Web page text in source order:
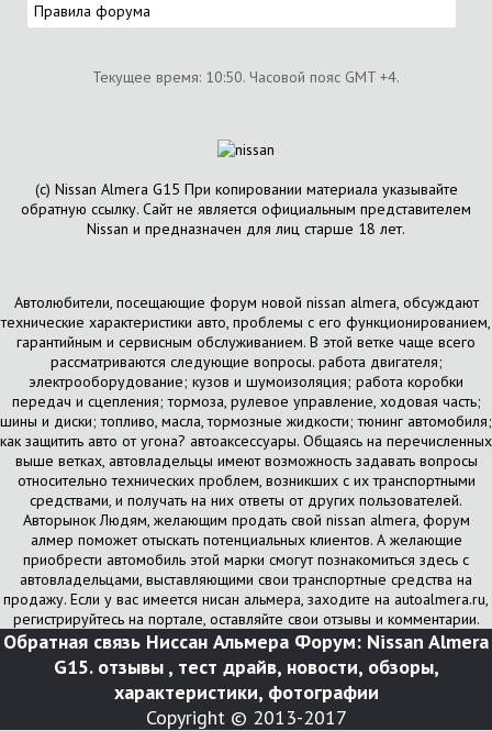
Правила форума
Текущее время: 10:50. Часовой пояс GMT +4.
(с) Nissan Almera G15 При копировании материала указывайте
обратную ссылку. Сайт не является официальным представителем
Nissan и предназначен для лиц старше 18 лет.
Автолюбители, посещающие форум новой nissan almera, обсуждают
технические характеристики авто, проблемы с его функционированием,
гарантийным и сервисным обслуживанием. В этой ветке чаще всего
рассматриваются следующие вопросы. работа двигателя;
электрооборудование; кузов и шумоизоляция; работа коробки
передач и сцепления; тормоза, рулевое управление, ходовая часть;
шины и диски; топливо, масла, тормозные жидкости; тюнинг автомобиля;
как защитить авто от угона? автоаксессуары. Общаясь на перечисленных
выше ветках, автовладельцы имеют возможность задавать вопросы
относительно технических проблем, возникших с их транспортными
средствами, и получать на них ответы от других пользователей.
Авторынок Людям, желающим продать свой nissan almera, форум
алмер поможет отыскать потенциальных клиентов. А желающие
приобрести автомобиль этой марки смогут познакомиться здесь с
автовладельцами, выставляющими свои транспортные средства на
продажу. Если у вас имеется нисан альмера, заходите на autoalmera.ru,
регистрируйтесь на портале, оставляйте свои отзывы и комментарии.
Обратная связь Ниссан Альмера Форум: Nissan Almera
G15. отзывы , тест драйв, новости, обзоры,
характеристики, фотографии
Copyright © 2013-2017